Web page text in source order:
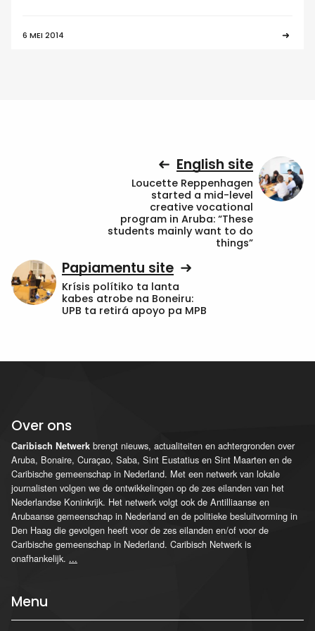
6 MEI 2014
English site
Loucette Reppenhagen
started a mid-level
creative vocational
program in Aruba: “These
students mainly want to do
things”
Papiamentu site
Krísis polítiko ta lanta
kabes atrobe na Boneiru:
UPB ta retirá apoyo pa MPB
Over ons
Caribisch Netwerk brengt nieuws, actualiteiten en achtergronden over
Aruba, Bonaire, Curaçao, Saba, Sint Eustatius en Sint Maarten en de
Caribische gemeenschap in Nederland. Met een netwerk van lokale
journalisten volgen we de ontwikkelingen op de zes eilanden van het
Nederlandse Koninkrijk. Het netwerk volgt ook de Antilliaanse en
Arubaanse gemeenschap in Nederland en de politieke besluitvorming in
Den Haag die gevolgen heeft voor de zes eilanden en/of voor de
Caribische gemeenschap in Nederland. Caribisch Netwerk is
onafhankelijk. ...
Menu